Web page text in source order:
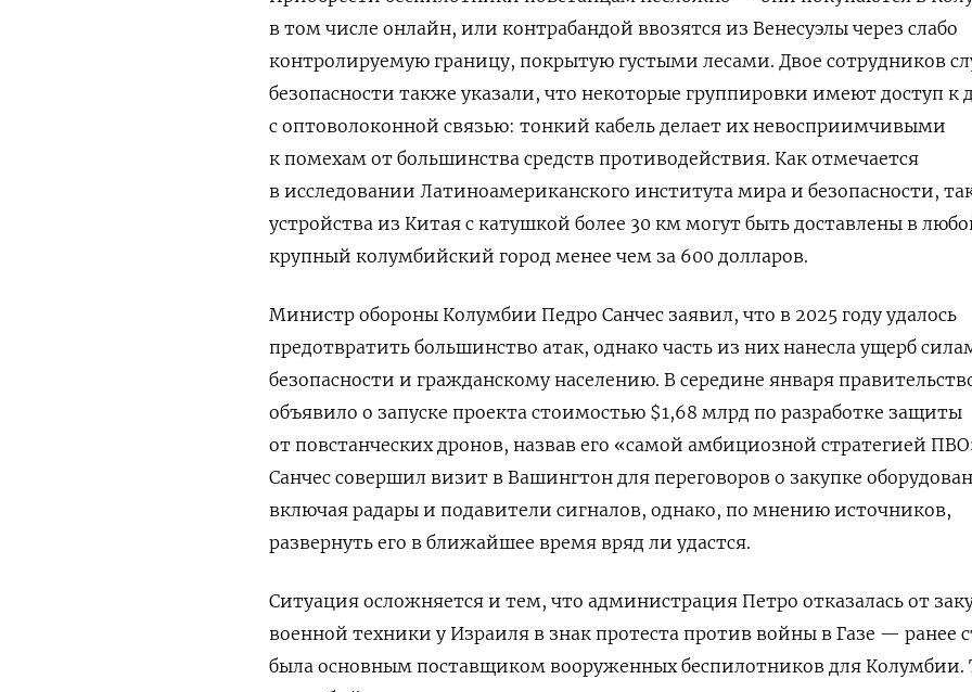
в том числе онлайн, или контрабандой ввозятся из Венесуэлы через слабо
контролируемую границу, покрытую густыми лесами. Двое сотрудников
безопасности также указали, что некоторые группировки имеют доступ к
с оптоволоконной связью: тонкий кабель делает их невосприимчивыми
к помехам от большинства средств противодействия. Как отмечается
в исследовании Латиноамериканского института мира и безопасности,
устройства из Китая с катушкой более 30 км могут быть доставлены в
крупный колумбийский город менее чем за 600 долларов.
Министр обороны Колумбии Педро Санчес заявил, что в 2025 году удалось
предотвратить большинство атак, однако часть из них нанесла ущерб
безопасности и гражданскому населению. В середине января
объявило о запуске проекта стоимостью $1,68 млрд по разработке защиты
от повстанческих дронов, назвав его «самой амбициозной стратегией
Санчес совершил визит в Вашингтон для переговоров о закупке
включая радары и подавители сигналов, однако, по мнению источников,
развернуть его в ближайшее время вряд ли удастся.
Ситуация осложняется и тем, что администрация Петро отказалась от
военной техники у Израиля в знак протеста против войны в Газе — ранее
была основным поставщиком вооруженных беспилотников для Колумбии.